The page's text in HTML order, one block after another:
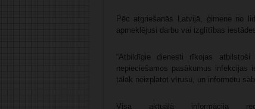
Pēc atgriešanās Latvijā, ģimene no
apmeklējusi darbu vai izglītības
“Atbildīgie dienesti rīkojas
nepieciešamos pasākumus
tālāk neizplatot vīrusu, un informētu
Visa aktuālā informācija